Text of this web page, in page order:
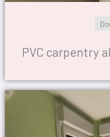
PVC carpentry